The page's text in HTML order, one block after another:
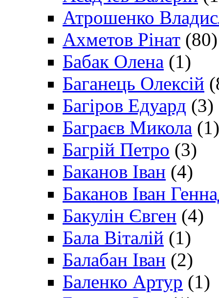
Атрошенко
Ахметов Рінат (80)
Бабак Олена (1)
Баганець Олексій
Багіров Едуард (3)
Баграєв Микола (1)
Багрій Петро (3)
Баканов Іван (4)
Баканов Іван
Бакулін Євген (4)
Бала Віталій (1)
Балабан Іван (2)
Баленко Артур (1)